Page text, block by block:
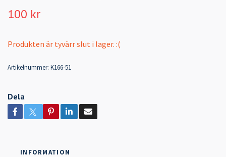
100 kr
Produkten är tyvärr slut i lager. :(
Artikelnummer: K166-51
Dela
INFORMATION